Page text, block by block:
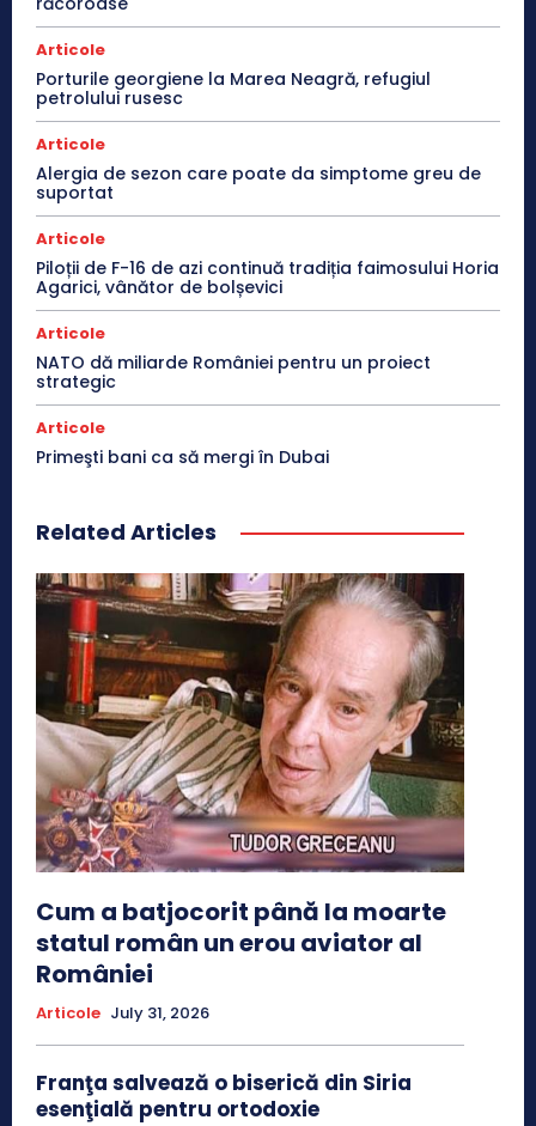
Articole
Porturile georgiene la Marea Neagră, refugiul
petrolului rusesc
Articole
Alergia de sezon care poate da simptome greu de
suportat
Articole
Piloții de F-16 de azi continuă tradiția faimosului Horia
Agarici, vânător de bolșevici
Articole
NATO dă miliarde României pentru un proiect
strategic
Articole
Primeşti bani ca să mergi în Dubai
Related Articles
Cum a batjocorit până la moarte
statul român un erou aviator al
României
Articole July 31, 2026
Franţa salvează o biserică din Siria
esenţială pentru ortodoxie